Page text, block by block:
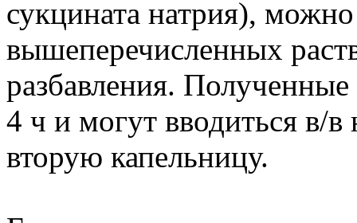
сукцината натрия),
вышеперечисленных
разбавления.
4 ч и могут вводиться в/в
вторую капельницу.